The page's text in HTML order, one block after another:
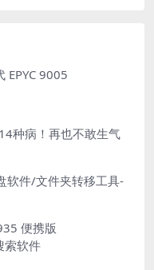
EPYC 9005
种病！再也不敢生气
软件/文件夹转移工具-
便携版
索软件